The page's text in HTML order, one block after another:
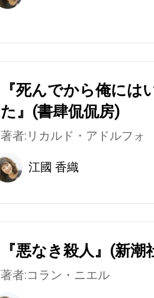
『死んでから俺に
た』(書肆侃侃房)
著者:リカルド・アドルフォ
江國 香織
『悪なき殺人』(新潮
著者:コラン・ニエル